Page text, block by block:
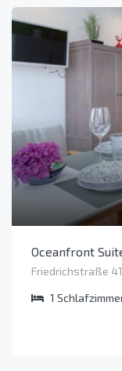
Oceanfront
Friedrichstraße
1